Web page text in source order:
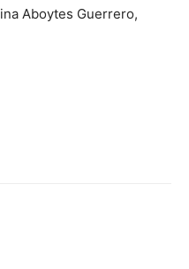
Aboytes Guerrero,